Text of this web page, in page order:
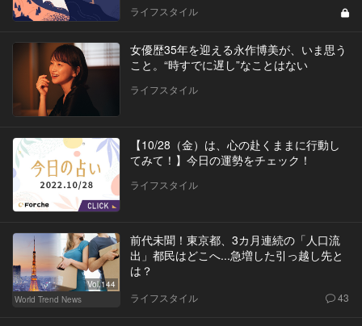
ライフスタイル
女優歴35年を迎える永作博美が、いま思う
こと。“時すでに遅し”なことはない
ライフスタイル
【10/28（金）は、心の赴くままに行動し
てみて！】今日の運勢をチェック！
ライフスタイル
Vol.144
World Trend News
前代未聞！東京都、3カ月連続の「人口流
出」都民はどこへ...急増した引っ越し先と
は？
ライフスタイル 43